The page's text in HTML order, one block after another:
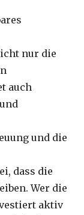
nur die
auch
und die
dass die
Wer die
aktiv